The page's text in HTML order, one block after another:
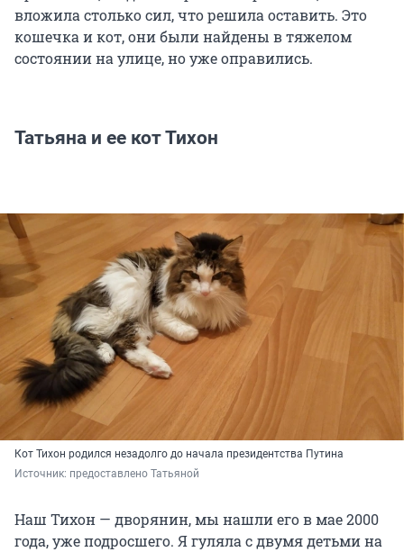
вложила столько сил, что решила оставить. Это
кошечка и кот, они были найдены в тяжелом
состоянии на улице, но уже оправились.
Татьяна и ее кот Тихон
Кот Тихон родился незадолго до начала президентства Путина
Источник: предоставлено Татьяной
Наш Тихон — дворянин, мы нашли его в мае 2000
года, уже подросшего. Я гуляла с двумя детьми на